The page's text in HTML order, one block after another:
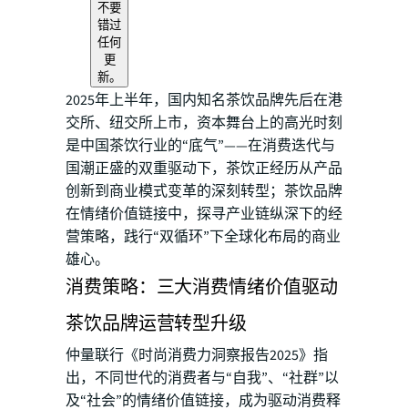
不要
错过
任何
更
新。
2025年上半年，国内知名茶饮品牌先后在港
交所、纽交所上市，资本舞台上的高光时刻
是中国茶饮行业的“底气”——在消费迭代与
国潮正盛的双重驱动下，茶饮正经历从产品
创新到商业模式变革的深刻转型；茶饮品牌
在情绪价值链接中，探寻产业链纵深下的经
营策略，践行“双循环”下全球化布局的商业
雄心。
消费策略：三大消费情绪价值驱动
茶饮品牌运营转型升级
仲量联行《时尚消费力洞察报告2025》指
出，不同世代的消费者与“自我”、“社群”以
及“社会”的情绪价值链接，成为驱动消费释